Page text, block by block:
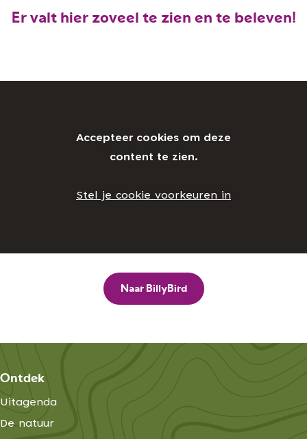
Er valt hier zoveel te zien en te beleven!
Accepteer cookies om deze
content te zien.
Stel je cookie voorkeuren in
Naar BillyBird
Ontdek
Uitagenda
De natuur